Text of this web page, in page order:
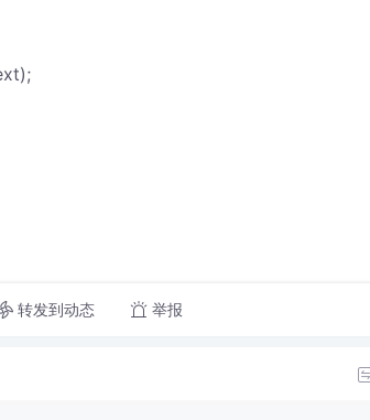
转发到动态 举报